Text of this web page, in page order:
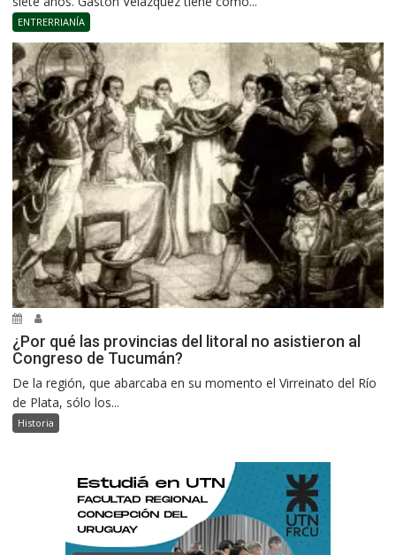
ENTRERRIANÍA
¿Por qué las provincias del litoral no asistieron al
Congreso de Tucumán?
De la región, que abarcaba en su momento el Virreinato del Río
de Plata, sólo los...
Historia